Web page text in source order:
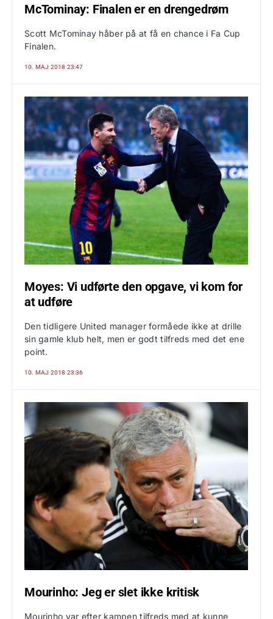
McTominay: Finalen er en drengedrøm
Scott McTominay håber på at få en chance i Fa Cup
Finalen.
10. MAJ 2018 23:47
Moyes: Vi udførte den opgave, vi kom for
at udføre
Den tidligere United manager formåede ikke at drille
sin gamle klub helt, men er godt tilfreds med det ene
point.
10. MAJ 2018 23:36
Mourinho: Jeg er slet ikke kritisk
Mourinho var efter kampen tilfreds med at kunne